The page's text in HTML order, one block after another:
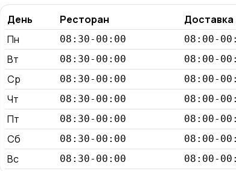
День Ресторан
Доставка
Пн
08:30-00:00 08:00-
Вт 08:30-00:00 08:00-
Ср 08:30-00:00 08:00-
Чт 08:30-00:00 08:00-
Пт 08:30-00:00 08:00-
Сб 08:30-00:00 08:00-
Вс 08:30-00:00 08:00-